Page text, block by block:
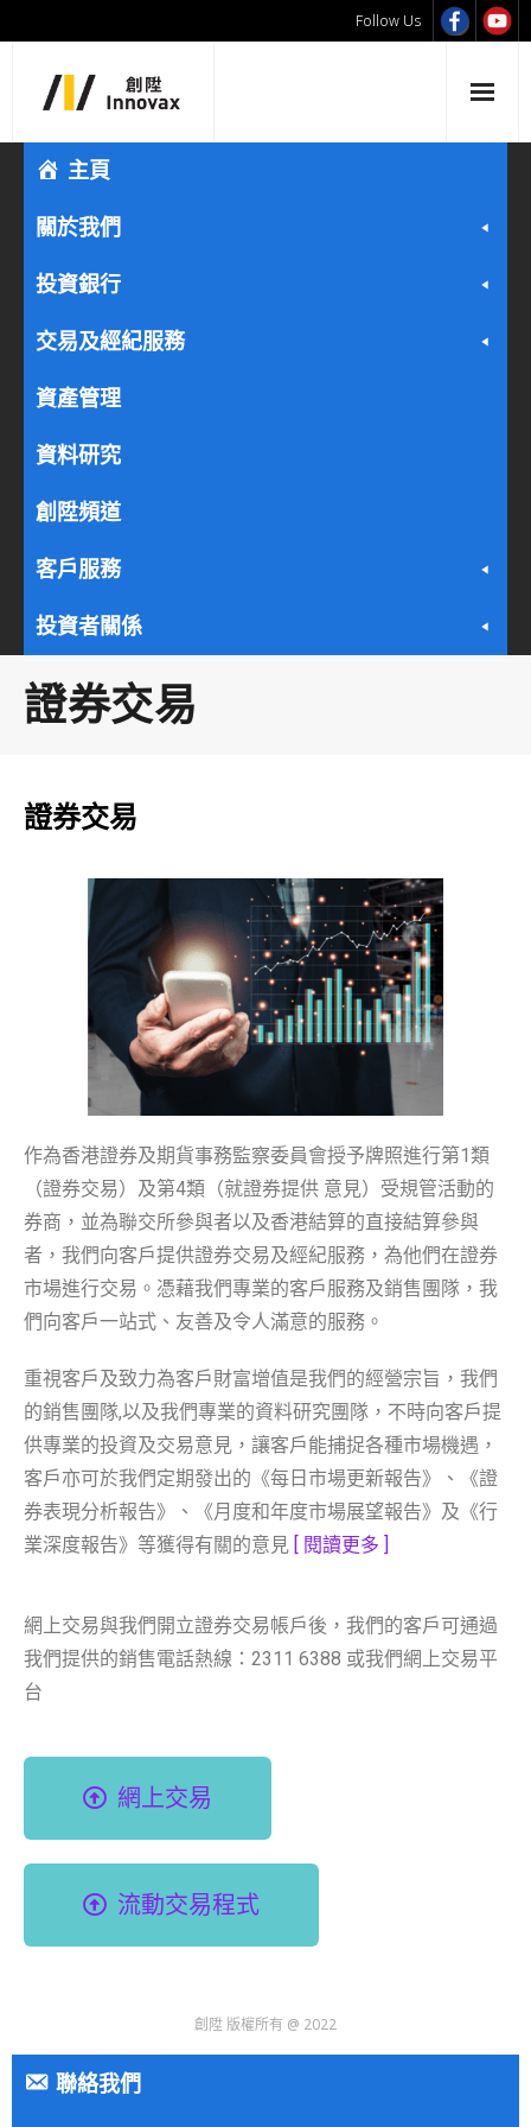
Follow Us
主頁
關於我們
投資銀行
交易及經紀服務
資產管理
資料研究
創陞頻道
客戶服務
投資者關係
證券交易
證券交易
作為香港證券及期貨事務監察委員會授予牌照進行第1類
（證券交易）及第4類（就證券提供 意見）受規管活動的
券商，並為聯交所參與者以及香港結算的直接結算參與
者，我們向客戶提供證券交易及經紀服務，為他們在證券
市場進行交易。憑藉我們專業的客戶服務及銷售團隊，我
們向客戶一站式、友善及令人滿意的服務。
重視客戶及致力為客戶財富增值是我們的經營宗旨，我們
的銷售團隊,以及我們專業的資料研究團隊，不時向客戶提
供專業的投資及交易意見，讓客戶能捕捉各種市場機遇，
客戶亦可於我們定期發出的《每日市場更新報告》、《證
券表現分析報告》、《月度和年度市場展望報告》及《行
業深度報告》等獲得有關的意見 [ 閱讀更多 ]
網上交易與我們開立證券交易帳戶後，我們的客戶可通過
我們提供的銷售電話熱線：2311 6388 或我們網上交易平
台
網上交易
流動交易程式
創陞 版權所有 @ 2022
聯絡我們